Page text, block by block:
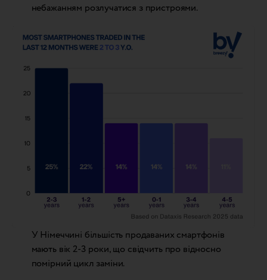
небажанням розлучатися з пристроями.
У Німеччині більшість продаваних смартфонів
мають вік 2-3 роки, що свідчить про відносно
помірний цикл заміни.